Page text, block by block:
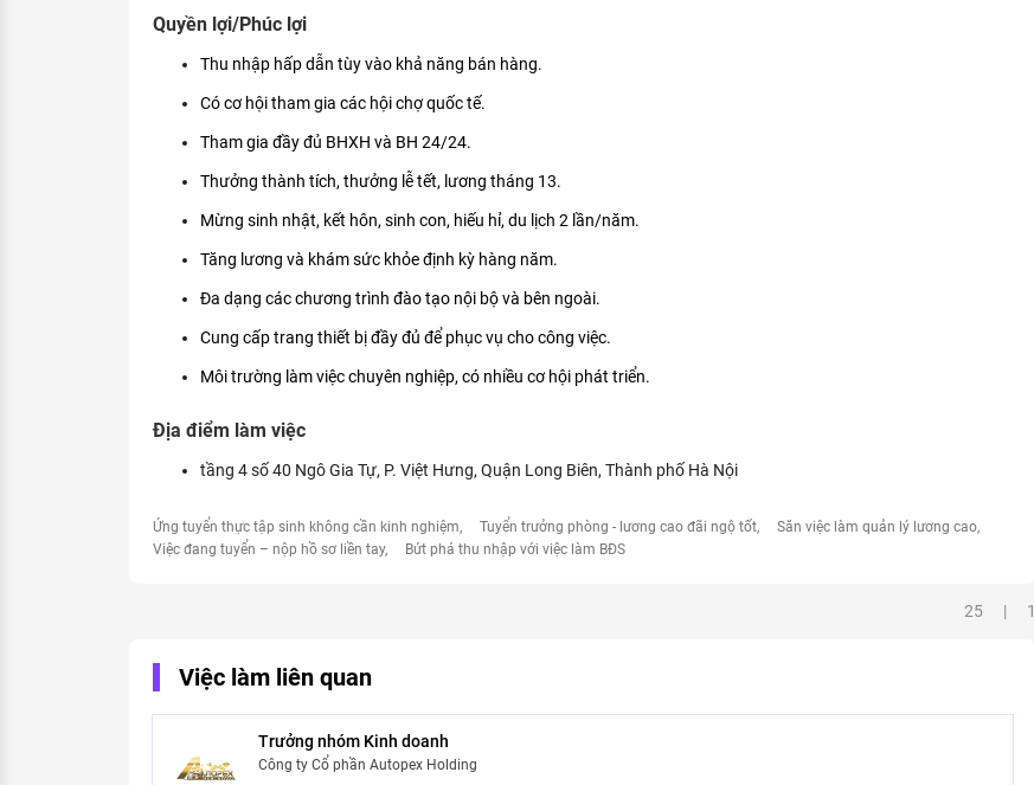
Quyền lợi/Phúc lợi
Thu nhập hấp dẫn tùy vào khả năng bán hàng.
Có cơ hội tham gia các hội chợ quốc tế.
Tham gia đầy đủ BHXH và BH 24/24.
Thưởng thành tích, thưởng lễ tết, lương tháng 13.
Mừng sinh nhật, kết hôn, sinh con, hiếu hỉ, du lịch 2 lần/năm.
Tăng lương và khám sức khỏe định kỳ hàng năm.
Đa dạng các chương trình đào tạo nội bộ và bên ngoài.
Cung cấp trang thiết bị đầy đủ để phục vụ cho công việc.
Môi trường làm việc chuyên nghiệp, có nhiều cơ hội phát triển.
Địa điểm làm việc
tầng 4 số 40 Ngô Gia Tự, P. Việt Hưng, Quận Long Biên, Thành phố Hà Nội
Ứng tuyển thực tập sinh không cần kinh nghiệm Tuyển trưởng phòng - lương cao đãi ngộ tốt
Săn việc làm quản lý lương cao
Việc đang tuyển – nộp hồ sơ liền tay
Bứt phá thu nhập với việc làm BĐS
25 | 1
Việc làm liên quan
Trưởng nhóm Kinh doanh
Công ty Cổ phần Autopex Holding